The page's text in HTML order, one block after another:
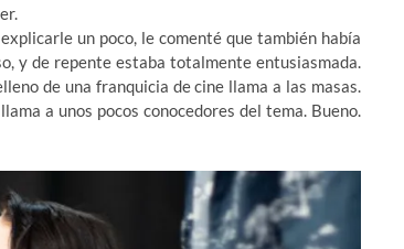
un poco, le comenté que también había
y de repente estaba totalmente entusiasmada.
de una franquicia de cine llama a las masas.
a unos pocos conocedores del tema. Bueno.